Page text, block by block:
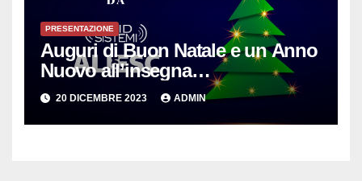
PRESENTAZIONE
Auguri di Buon Natale e un Anno
Nuovo all’insegna
dell’Innovazione per le PMI
20 DICEMBRE 2023 ADMIN